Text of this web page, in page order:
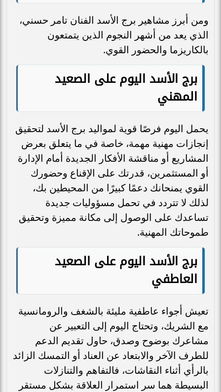
ومن أبرز مشاهير برج الأسد الفنان تامر حسني،
الذي يعد من أشهر النجوم الذين يتمتعون
بالكاريزما والحضور القوي.
برج الأسد اليوم على الصعيد
المهني
يحمل اليوم فرصًا قوية لمواليد برج الأسد لتحقيق
إنجازات مهنية مهمة، خاصة في ما يتعلق بعرض
المشاريع أو مناقشة الأفكار الجديدة أمام الإدارة
أو المستثمرين، قدرتك على الإقناع وحضورك
القوي يمنحانك دعمًا كبيرًا من المحيطين بك،
لذلك لا تتردد في تحمل مسؤوليات جديدة
تساعدك على الوصول إلى مكانة مميزة وتحقيق
طموحاتك المهنية.
برج الأسد اليوم على الصعيد
العاطفي
تعيش أجواء عاطفية مليئة بالشغف والرومانسية
مع الشريك، وتحتاج اليوم إلى التعبير عن
مشاعرك بوضوح وصدق، حاول تقديم الدعم
للطرف الآخر والابتعاد عن العناد أو التمسك الزائد
بالرأي أثناء النقاشات، فالتفاهم والتنازلات
البسيطة هما سر استمرار العلاقة بشكل مستقر